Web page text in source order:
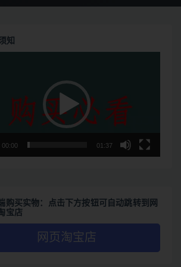
知
00:00 01:37
购买实物：点击下方按钮可自动跳转到网
宝店
网页淘宝店